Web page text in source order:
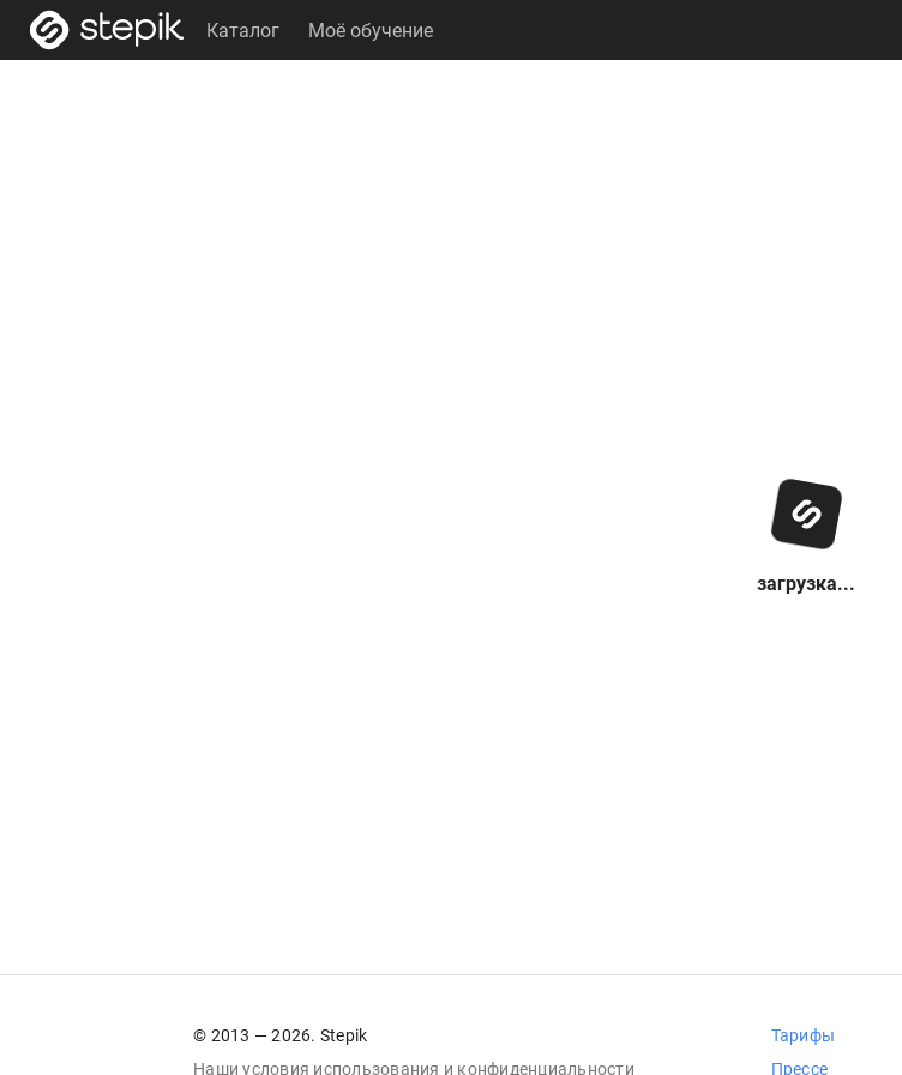
Каталог Моё обучение
загрузка...
© 2013 — 2026. Stepik
Наши условия использования и конфиденциальности
Тарифы
Прессе